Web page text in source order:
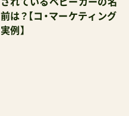
前は？【コ・マーケティング
実例】